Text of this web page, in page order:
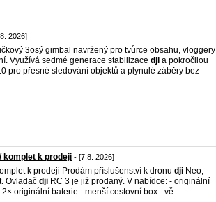
2026]
3osý gimbal navržený pro tvůrce obsahu, vloggery
Využívá sedmé generace stabilizace dji a pokročilou
pro přesné sledování objektů a plynulé záběry bez
komplet k prodeji - [7.8. 2026]
k prodeji Prodám příslušenství k dronu dji Neo,
Ovladač dji RC 3 je již prodaný. V nabídce: - originální
originální baterie - menší cestovní box - vě ...